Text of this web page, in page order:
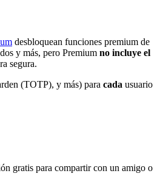
desbloquean funciones premium de
y más, pero Premium no incluye el
segura.
(TOTP), y más) para cada usuario
gratis para compartir con un amigo o